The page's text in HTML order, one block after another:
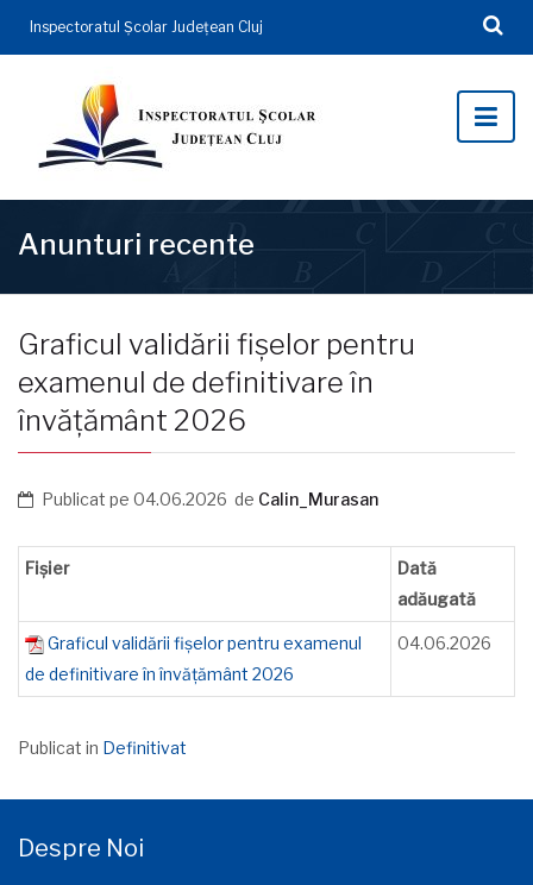
Inspectoratul Şcolar Județean Cluj
Anunturi recente
Graficul validării fișelor pentru
examenul de definitivare în
învățământ 2026
Publicat pe 04.06.2026 de Calin_Murasan
Fișier
Dată
adăugată
Graficul validării fișelor pentru examenul
de definitivare în învățământ 2026
04.06.2026
Publicat in Definitivat
Despre Noi